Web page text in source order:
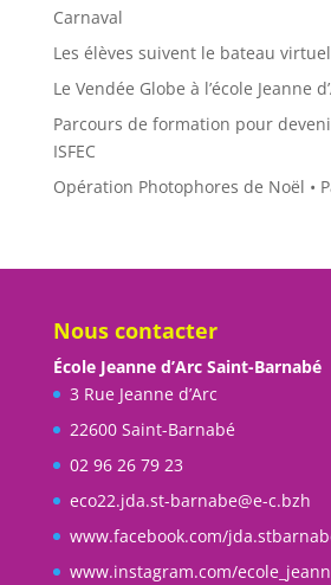
Carnaval
Les élèves suivent le bateau
Le Vendée Globe à l’école Jeanne
Parcours de formation pour
ISFEC
Opération Photophores de Noël •
Nous contacter
École Jeanne d’Arc Saint-Barnabé
3 Rue Jeanne d’Arc
22600 Saint-Barnabé
02 96 26 79 23
eco22.jda.st-barnabe@e-c.bzh
www.facebook.com/
www.instagram.com/